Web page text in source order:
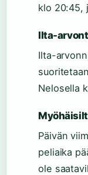
klo 20:45,
Ilta-
Ilta-
Nelosella
Päivän
peliaika
ole